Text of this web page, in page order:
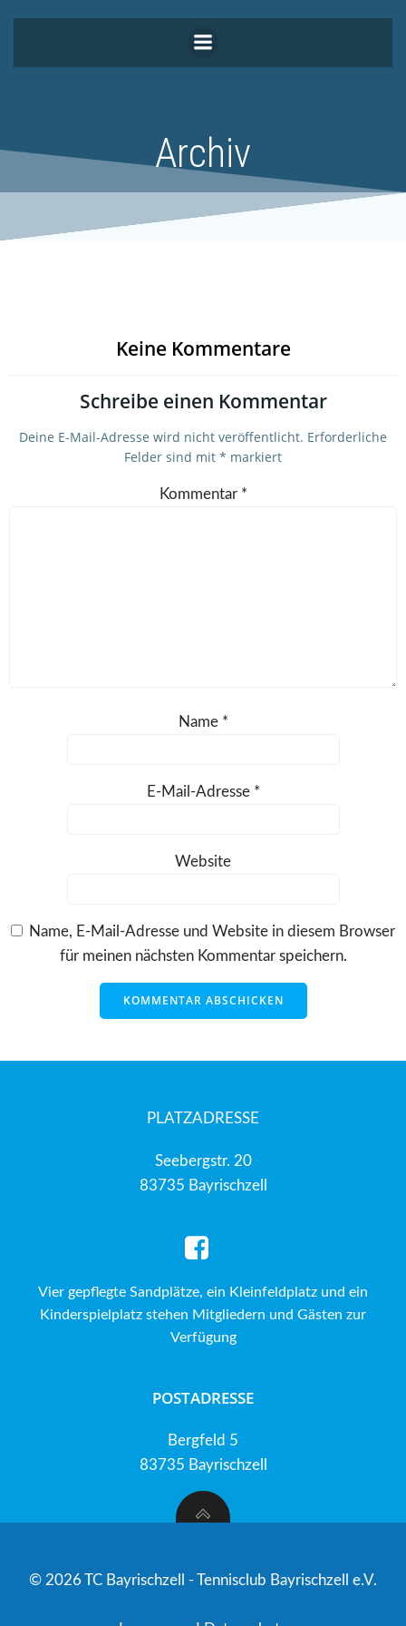
Inhalt
Archiv
Keine Kommentare
Schreibe einen Kommentar
Deine E-Mail-Adresse wird nicht veröffentlicht. Erforderliche
Felder sind mit * markiert
Kommentar *
Name *
E-Mail-Adresse *
Website
Name, E-Mail-Adresse und Website in diesem Browser
für meinen nächsten Kommentar speichern.
PLATZADRESSE
Seebergstr. 20
83735 Bayrischzell
Vier gepflegte Sandplätze, ein Kleinfeldplatz und ein
Kinderspielplatz stehen Mitgliedern und Gästen zur
Verfügung
POSTADRESSE
Bergfeld 5
83735 Bayrischzell
© 2026 TC Bayrischzell - Tennisclub Bayrischzell e.V.